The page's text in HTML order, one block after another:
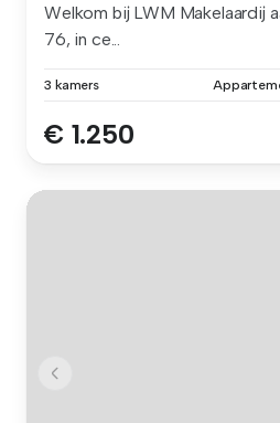
Welkom bij LWM Makelaardij
76, in ce...
3 kamers
€ 1.250